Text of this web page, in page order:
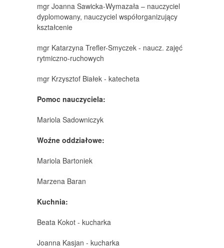
mgr Joanna Sawicka-Wymazała – nauczyciel
dyplomowany, nauczyciel współorganizujący
kształcenie
mgr Katarzyna Trefler-Smyczek - naucz. zajęć
rytmiczno-ruchowych
mgr Krzysztof Białek - katecheta
Pomoc nauczyciela:
Mariola Sadowniczyk
Woźne oddziałowe:
Mariola Bartoniek
Marzena Baran
Kuchnia:
Beata Kokot - kucharka
Joanna Kasjan - kucharka